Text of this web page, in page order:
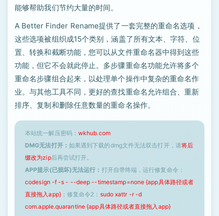
能够帮助我们节约大量的时间。
A Better Finder Rename提供了一套完整的重命名选项，
这些选项被组织成15个类别，涵盖了所有文本、字符、位
置、转换和截断功能，您可以从文件重命名器中得到这些
功能，但它不会就此停止。多步骤重命名功能允许将多个
重命名步骤组合起来，以处理单个操作中复杂的重命名作
业。与其他工具不同，更好的查找重命名允许组合、重新
排序、复制和删除任意数量的重命名操作。
本站统一解压密码： wkhub.com
DMG无法打开： 如果遇到下载的dmg文件无法双击打开，请将后
缀改为zip后再尝试打开。
APP提示(已损坏)无法运行： 打开自带终端，运行修复命令：
codesign -f -s - --deep --timestamp=none {app具体路径或者
直接拖入app}；修复命令2： sudo xattr -r -d
com.apple.quarantine {app具体路径或者直接拖入app}